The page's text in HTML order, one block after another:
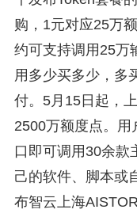
购，1元对应25万
约可支持调用25万
用多少买多少，多
付。5月15日起，
2500万额度点。
口即可调用30余款
己的软件、脚本或
布智云上海